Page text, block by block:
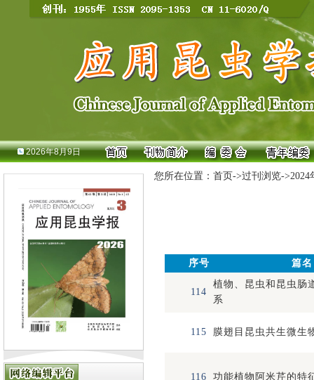
2026年8月9日
您所在位置： 首页->过刊浏览->2024
序号 篇名
114
植物、昆虫和昆虫肠
系
115 膜翅目昆虫共生微生
116 功能植物阿米芹的特